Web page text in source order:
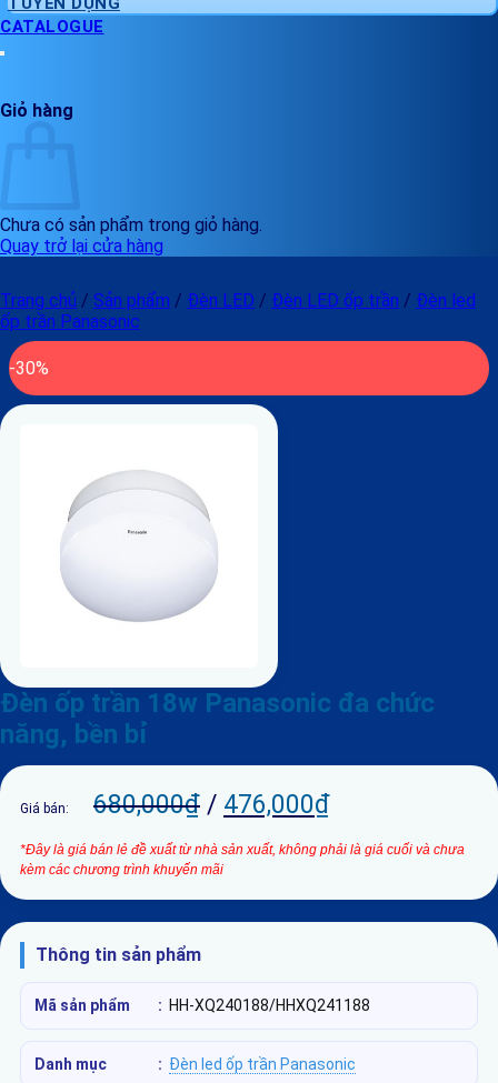
CATALOGUE
Giỏ hàng
Chưa có sản phẩm trong giỏ hàng.
Quay trở lại cửa hàng
Trang chủ / Sản phẩm / Đèn LED / Đèn LED ốp trần / Đèn led
ốp trần Panasonic
-30%
Đèn ốp trần 18w Panasonic đa chức
năng, bền bỉ
Giá bán: 680,000₫ / 476,000₫
*Đây là giá bán lẻ đề xuất từ nhà sản xuất, không phải là giá cuối và chưa
kèm các chương trình khuyến mãi
Thông tin sản phẩm
Mã sản phẩm : HH-XQ240188/HHXQ241188
Danh mục : Đèn led ốp trần Panasonic